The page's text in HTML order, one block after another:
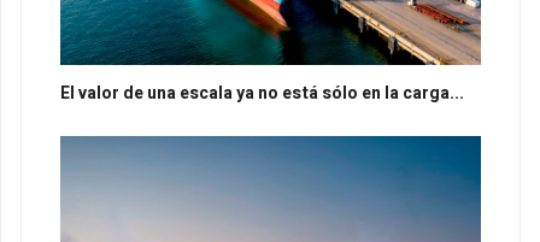
El valor de una escala ya no está sólo en la carga...